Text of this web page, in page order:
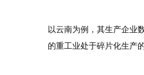
以云南为例，其生产企业
的重工业处于碎片化生产